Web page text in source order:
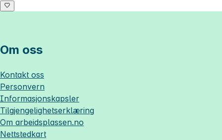
Om oss
Kontakt oss
Personvern
Informasjonskapsler
Tilgjengelighetserklæring
Om arbeidsplassen.no
Nettstedkart